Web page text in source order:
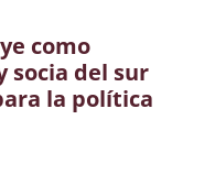
como
socia del sur
la política